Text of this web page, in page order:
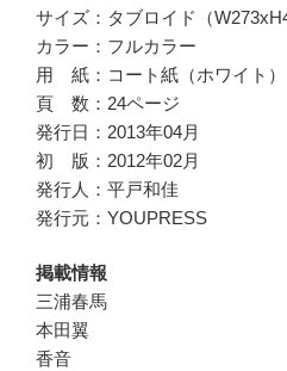
サイズ：タブロイド（
カラー：フルカラー
用 紙：コート紙（ホワイト）
頁 数：24ページ
発行日：2013年04月
初 版：2012年02月
発行人：平戸和佳
発行元：YOUPRESS
掲載情報
三浦春馬
本田翼
香音